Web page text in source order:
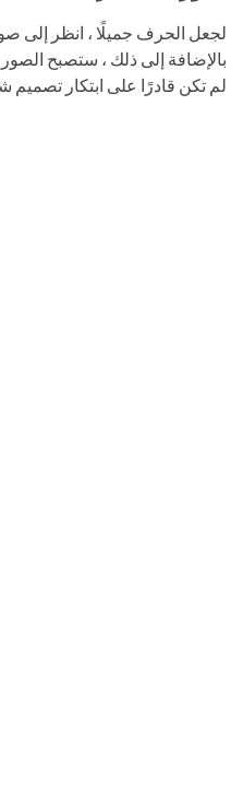
لجعل الحرف جميلًا ، انظر إلى صور
بالإضافة إلى ذلك ، ستصبح الصور
لم تكن قادرًا على ابتكار تصميم